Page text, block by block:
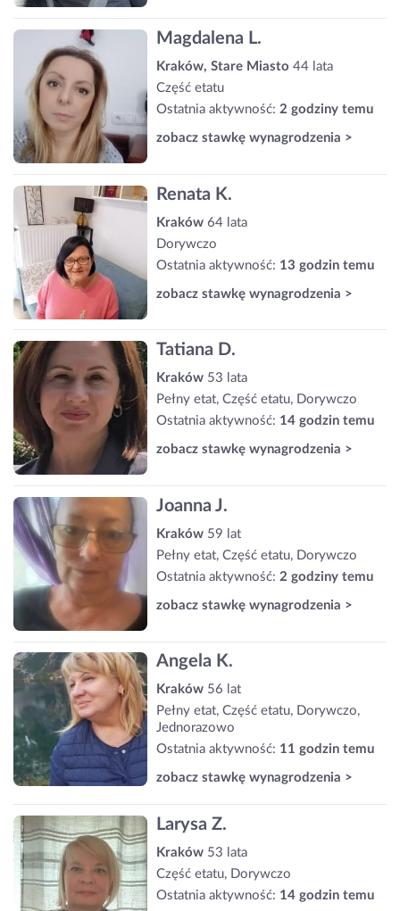
Magdalena L.
Kraków, Stare Miasto 44 lata
Część etatu
Ostatnia aktywność: 2 godziny temu
zobacz stawkę wynagrodzenia >
Renata K.
Kraków 64 lata
Dorywczo
Ostatnia aktywność: 13 godzin temu
zobacz stawkę wynagrodzenia >
Tatiana D.
Kraków 53 lata
Pełny etat, Część etatu, Dorywczo
Ostatnia aktywność: 14 godzin temu
zobacz stawkę wynagrodzenia >
Joanna J.
Kraków 59 lat
Pełny etat, Część etatu, Dorywczo
Ostatnia aktywność: 2 godziny temu
zobacz stawkę wynagrodzenia >
Angela K.
Kraków 56 lat
Pełny etat, Część etatu, Dorywczo,
Jednorazowo
Ostatnia aktywność: 11 godzin temu
zobacz stawkę wynagrodzenia >
Larysa Z.
Kraków 53 lata
Część etatu, Dorywczo
Ostatnia aktywność: 14 godzin temu